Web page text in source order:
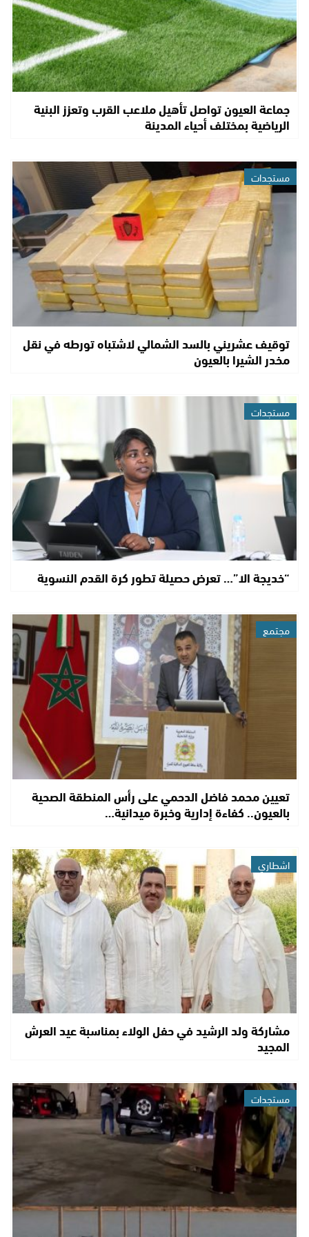
جماعة العيون تواصل تأهيل ملاعب القرب وتعزز البنية
الرياضية بمختلف أحياء المدينة
مستجدات
توقيف عشريني بالسد الشمالي لاشتباه تورطه في نقل
مخدر الشيرا بالعيون
مستجدات
“خديجة الا”… تعرض حصيلة تطور كرة القدم النسوية
مجتمع
تعيين محمد فاضل الدحمي على رأس المنطقة الصحية
بالعيون.. كفاءة إدارية وخبرة ميدانية…
اشطاري
مشاركة ولد الرشيد في حفل الولاء بمناسبة عيد العرش
المجيد
مستجدات